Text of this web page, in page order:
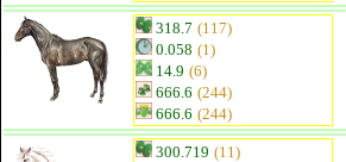
318.7 (117)
0.058 (1)
14.9 (6)
666.6 (244)
666.6 (244)
300.719 (11)